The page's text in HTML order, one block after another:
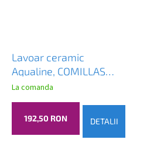
Lavoar ceramic
Aqualine, COMILLAS
42x15 cm, blat, alb,
BH7012
La comanda
192,50 RON DETALII